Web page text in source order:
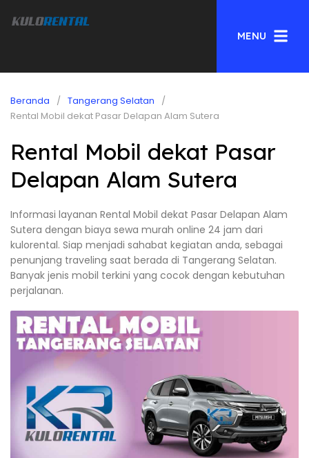
MENU
Beranda
Tangerang Selatan
Rental Mobil dekat Pasar Delapan Alam Sutera
Rental Mobil dekat Pasar
Delapan Alam Sutera
Informasi layanan Rental Mobil dekat Pasar Delapan Alam
Sutera dengan biaya sewa murah online 24 jam dari
kulorental. Siap menjadi sahabat kegiatan anda, sebagai
penunjang traveling saat berada di Tangerang Selatan.
Banyak jenis mobil terkini yang cocok dengan kebutuhan
perjalanan.